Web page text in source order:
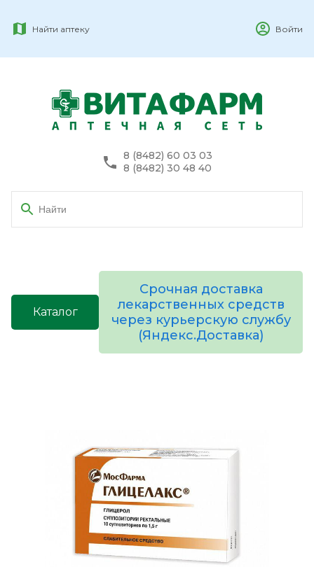
Найти аптеку Войти
8 (8482) 60 03 03
8 (8482) 30 48 40
Каталог
Срочная доставка
лекарственных средств
через курьерскую службу
(Яндекс.Доставка)